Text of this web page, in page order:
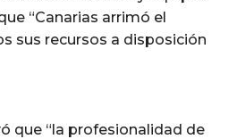
“Canarias arrimó el
sus recursos a disposición
que “la profesionalidad de